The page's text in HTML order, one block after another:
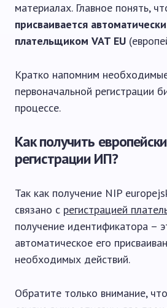
материалах. Главное понять,
присваивается
плательщиком VAT EU
Кратко напомним
первоначальной регистрации
процессе.
Как получить
регистрации ИП?
Так как получение NIP
связано с регистрацией
получение идентификатора –
автоматическое его
необходимых действий.
Обратите только внимание,